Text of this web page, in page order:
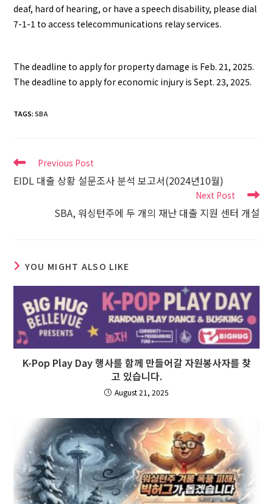
deaf, hard of hearing, or have a speech disability, please dial
7-1-1 to access telecommunications relay services.
The deadline to apply for property damage is Feb. 21, 2025.
The deadline to apply for economic injury is Sept. 23, 2025.
TAGS:SBA
Previous Post
EIDL 대출 상황 설문조사 분석 보고서(2024년10월)
Next Post
SBA, 워싱턴주에 두 개의 재난 대출 지원 센터 개설
YOU MIGHT ALSO LIKE
K-Pop Play Day 행사를 함께 만들어갈 자원봉사자를 찾
고 있습니다.
August 21, 2025